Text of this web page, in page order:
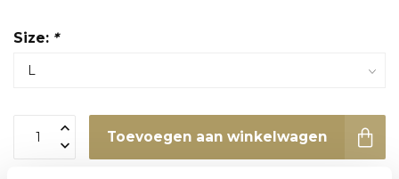
Size: *
Toevoegen aan winkelwagen